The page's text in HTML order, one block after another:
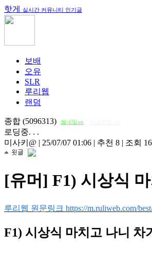
핫게 실시간 커뮤니티 인기글
보배
오유
SLR
루리웹
랜덤
종합 (5096313) 썸네일on
로딩중. . .
미사키@ | 25/07/07 01:06 | 추천 8 | 조회 16
[유머] F1) 시상식
루리웹 원문링크 https://m.ruliweb.com/
F1) 시상식 마치고 나니 차